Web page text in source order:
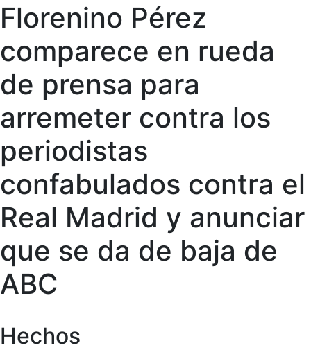
Florenino Pérez
comparece en rueda
de prensa para
arremeter contra los
periodistas
confabulados contra el
Real Madrid y anunciar
que se da de baja de
ABC
Hechos